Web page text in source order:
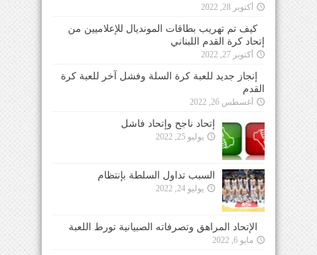
أكتوبر 28, 2022
كيف تم تهريب بطاقات المونديال للإعلاميين من
إتحاد كرة القدم اللبناني
أكتوبر 27, 2022
إنجاز جديد للعبة كرة السلة وفشل آخر للعبة كرة
القدم
أغسطس 26, 2022
إتحاد ناجح وإتحاد فاشل
يوليو 25, 2022
السبب تداول السلطة بإنتظام
يوليو 24, 2022
الإتحاد المراهق وتصرفاته الصبيانية تورط اللعبة
مايو 6, 2022